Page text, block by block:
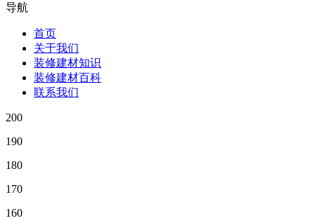
导航
首页
关于我们
装修建材知识
装修建材百科
联系我们
200
190
180
170
160